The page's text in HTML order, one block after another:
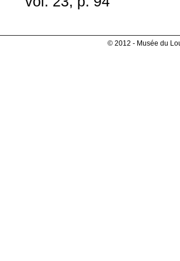
© 2012 - Musée du